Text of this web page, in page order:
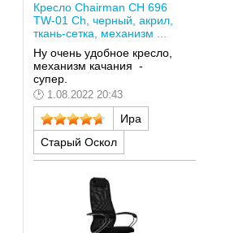
Кресло Chairman CH 696
TW-01 Ch, черный, акрил,
ткань-сетка, механизм ...
Ну очень удобное кресло,
механизм качания -
супер.
1.08.2022 20:43
Ира
Старый Оскол